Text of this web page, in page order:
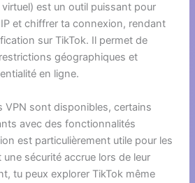
virtuel) est un outil puissant pour
et chiffrer ta connexion, rendant
sur TikTok. Il permet de
géographiques et
en ligne.
VPN sont disponibles, certains
avec des fonctionnalités
est particulièrement utile pour les
sécurité accrue lors de leur
tu peux explorer TikTok même